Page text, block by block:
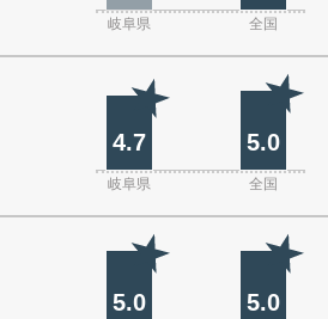
岐阜県 全国
4.7 5.0
岐阜県 全国
5.0 5.0